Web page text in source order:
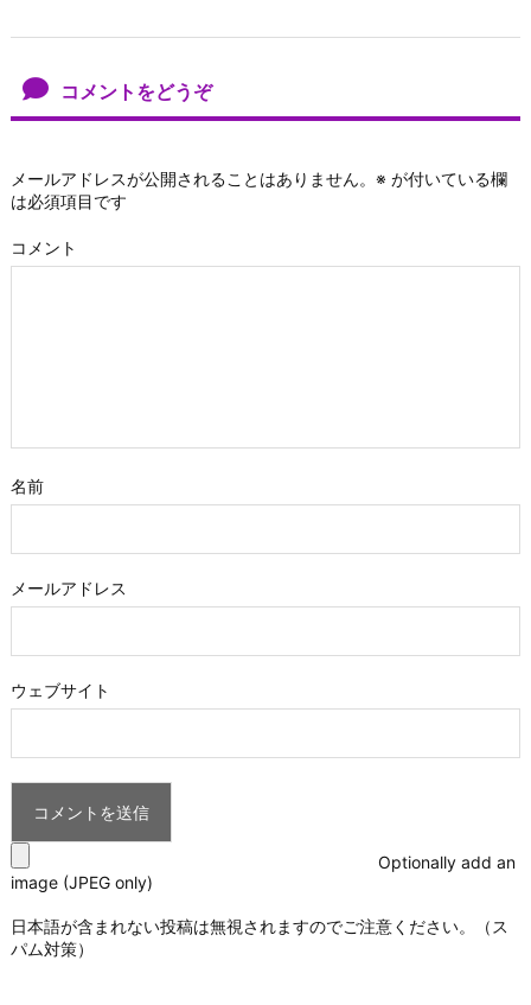
コメントをどうぞ
メールアドレスが公開されることはありません。 ※ が付いている欄
は必須項目です
コメント
名前
メールアドレス
ウェブサイト
Optionally add an
image (JPEG only)
日本語が含まれない投稿は無視されますのでご注意ください。（ス
パム対策）